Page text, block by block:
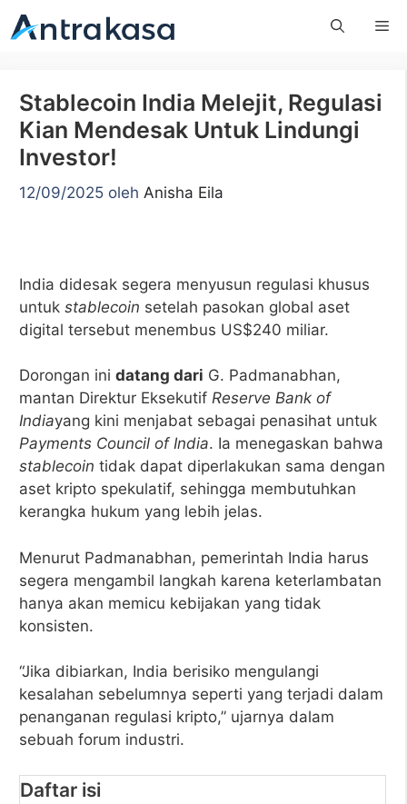
Langsung
ke
Stablecoin India Melejit, Regulasi
Kian Mendesak Untuk Lindungi
Investor!
12/09/2025 oleh Anisha Eila
India didesak segera menyusun regulasi khusus
untuk stablecoin setelah pasokan global aset
digital tersebut menembus US$240 miliar.
Dorongan ini datang dari G. Padmanabhan,
mantan Direktur Eksekutif Reserve Bank of
Indiayang kini menjabat sebagai penasihat untuk
Payments Council of India. Ia menegaskan bahwa
stablecoin tidak dapat diperlakukan sama dengan
aset kripto spekulatif, sehingga membutuhkan
kerangka hukum yang lebih jelas.
Menurut Padmanabhan, pemerintah India harus
segera mengambil langkah karena keterlambatan
hanya akan memicu kebijakan yang tidak
konsisten.
“Jika dibiarkan, India berisiko mengulangi
kesalahan sebelumnya seperti yang terjadi dalam
penanganan regulasi kripto,” ujarnya dalam
sebuah forum industri.
Daftar isi